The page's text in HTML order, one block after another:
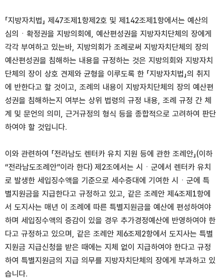
「지방자치법」 제47조제1항제2호 및 제142조제1항에서는 예산의
심의ㆍ확정권을 지방의회에, 예산편성권을 지방자치단체의 장에게
각각 부여하고 있는바, 지방의회가 조례로써 지방자치단체의 장의
예산편성권을 침해하는 내용을 규정하는 것은 지방의회와 지방자치
단체의 장이 상호 견제와 균형을 이루도록 한 「지방자치법」의 취지
에 반한다고 할 것이고, 조례의 내용이 지방자치단체의 장의 예산편
성권을 침해하는지 여부는 상위 법령의 규정 내용, 조례 규정 간 체
계 및 문언의 의미, 근거규정의 형식 등을 종합적으로 고려하여 판단
하여야 할 것입니다.
이와 관련하여 「전라남도 렌터카 유치 지원 등에 관한 조례안」(이하
“전라남도조례안”이라 한다) 제2조에서는 시ㆍ군에서 렌터카 유치
로 발생한 세입징수액을 기준으로 세수증대에 기여한 시ㆍ군에 특
별지원금을 지급한다고 규정하고 있고, 같은 조례안 제4조제1항에
서 도지사는 매년 이 조례에 따른 특별지원금을 예산에 편성하여야
하며 세입징수액의 증감이 있을 경우 추가경정예산에 반영하여야 한
다고 규정하고 있으며, 같은 조례안 제6조제2항에서 도지사는 특별
지원금 지급신청을 받은 때에는 지체 없이 지급하여야 한다고 규정
하여 특별지원금의 지급 의무를 지방자치단체의 장에게 부과하고 있
습니다.